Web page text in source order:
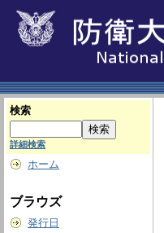
検索
詳細検索
ホーム
ブラウズ
発行日